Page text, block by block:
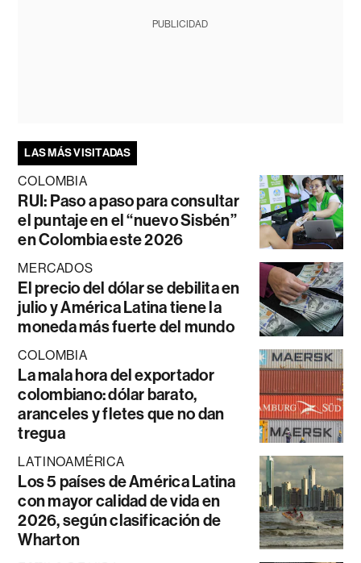
PUBLICIDAD
LAS MÁS VISITADAS
COLOMBIA
RUI: Paso a paso para consultar
el puntaje en el “nuevo Sisbén”
en Colombia este 2026
MERCADOS
El precio del dólar se debilita en
julio y América Latina tiene la
moneda más fuerte del mundo
COLOMBIA
La mala hora del exportador
colombiano: dólar barato,
aranceles y fletes que no dan
tregua
LATINOAMÉRICA
Los 5 países de América Latina
con mayor calidad de vida en
2026, según clasificación de
Wharton